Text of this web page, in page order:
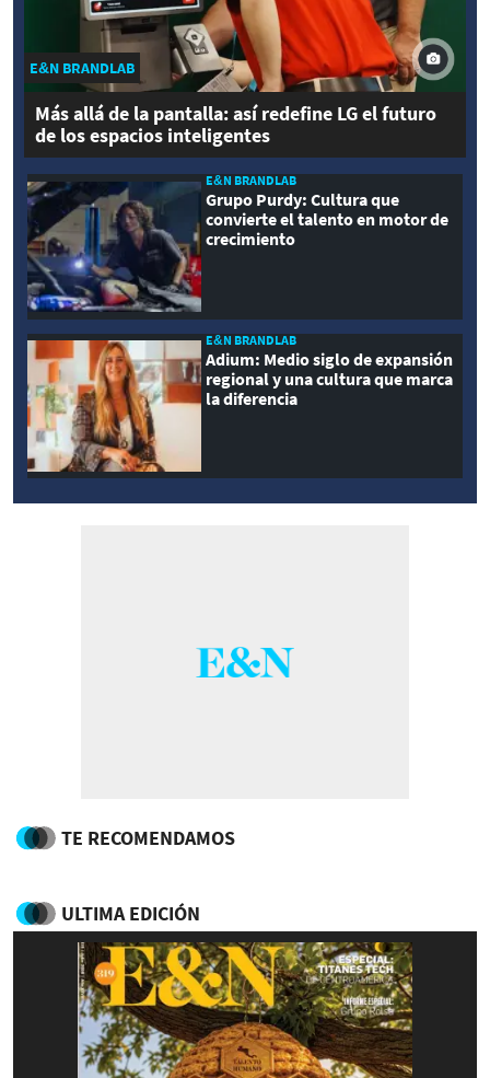
E&N BRANDLAB
Más allá de la pantalla: así redefine LG el futuro
de los espacios inteligentes
E&N BRANDLAB
Grupo Purdy: Cultura que
convierte el talento en motor de
crecimiento
E&N BRANDLAB
Adium: Medio siglo de expansión
regional y una cultura que marca
la diferencia
TE RECOMENDAMOS
ULTIMA EDICIÓN